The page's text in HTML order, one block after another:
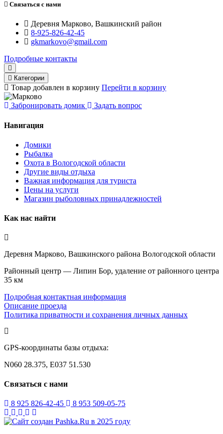
Связаться с нами
Деревня Марково, Вашкинский район
8-925-826-42-45
gkmarkovo@gmail.com
Подробные контакты
Категории
Товар добавлен в корзину Перейти в корзину
Забронировать домик Задать вопрос
Навигация
Домики
Рыбалка
Охота в Вологодской области
Другие виды отдыха
Важная информация для туриста
Цены на услуги
Магазин рыболовных принадлежностей
Как нас найти
Деревня Марково, Вашкинского района Вологодской области
Районный центр — Липин Бор, удаление от районного центра
35 км
Подробная контактная информация
Описание проезда
Политика приватности и сохранения личных данных
GPS-координаты базы отдыха:
N060 28.375, E037 51.530
Связаться с нами
8 925 826-42-45 8 953 509-05-75